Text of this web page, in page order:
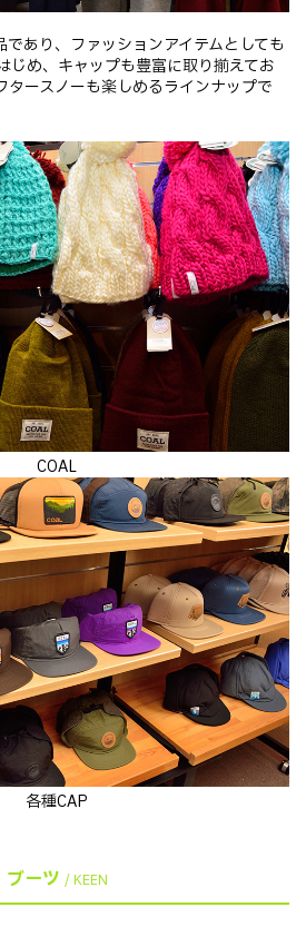
であり、ファッションアイテムとしても
じめ、キャップも豊富に取り揃えてお
タースノーも楽しめるラインナップで
COAL
各種CAP
ブーツ / KEEN